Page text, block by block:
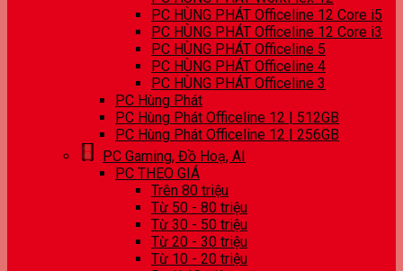
PC HÙNG PHÁT Officeline 12 Core i5
PC HÙNG PHÁT Officeline 12 Core i3
PC HÙNG PHÁT Officeline 5
PC HÙNG PHÁT Officeline 4
PC HÙNG PHÁT Officeline 3
PC Hùng Phát
PC Hùng Phát Officeline 12 | 512GB
PC Hùng Phát Officeline 12 | 256GB
PC Gaming, Đồ Hoạ, AI
PC THEO GIÁ
Trên 80 triệu
Từ 50 - 80 triệu
Từ 30 - 50 triệu
Từ 20 - 30 triệu
Từ 10 - 20 triệu